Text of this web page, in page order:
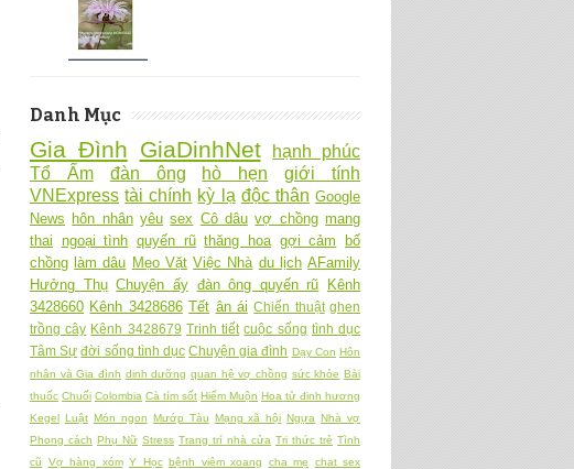
Danh Mục
Gia Đình GiaDinhNet
hạnh phúc
Tổ Ấm
đàn ông hò hẹn
giới tính
VNExpress tài chính kỳ lạ độc thân Google
News hôn nhân yêu sex Cô dâu vợ chồng mang
thai ngoại tình quyến rũ thăng hoa gợi cảm
bố
chồng làm dâu Mẹo Vặt Việc Nhà du lịch AFamily
Hưởng Thụ Chuyện ấy đàn ông quyến rũ
Kênh
3428660 Kênh 3428686 Tết ân ái Chiến thuật ghen
trồng cây Kênh 3428679 Trinh tiết cuộc sống tình dục
Tâm Sự đời sống tình dục Chuyện gia đình Dạy Con Hôn
nhân và Gia đình dinh dưỡng quan hệ vợ chồng sức khỏe Bài
thuốc Chuối Colombia Cà tím sốt Hiếm Muộn Hoa tử đinh hương
Kegel Luật Món ngon Mướp Tàu Mạng xã hội Ngựa Nhà vợ
Phong cách Phụ Nữ Stress Trang trí nhà cửa Tri thức trẻ Tình
cũ
Vợ hàng xóm Y Học bệnh viêm xoang cha mẹ
chat sex